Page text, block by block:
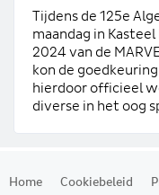
Tijdens de 125e
maandag in
2024 van de
kon de
hierdoor officieel
diverse in het oog
Home Cookiebeleid